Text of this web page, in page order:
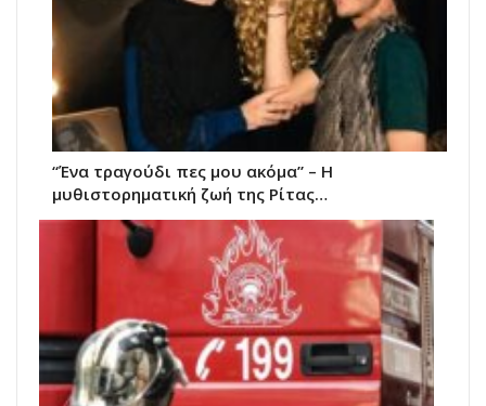
“Ένα τραγούδι πες μου ακόμα” – Η
μυθιστορηματική ζωή της Ρίτας…